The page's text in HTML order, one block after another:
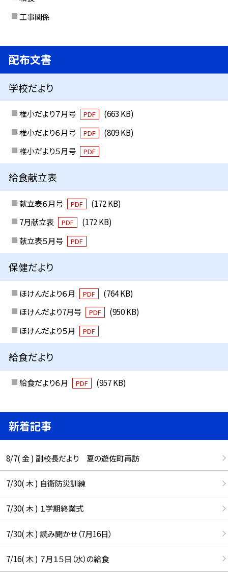
工事関係
配布文書
学校だより
椎小だより７月号 PDF
(663 KB)
椎小だより６月号
PDF
(809 KB)
椎小だより５月号
PDF
給食献立表
献立表６月号 PDF
(172 KB)
7月献立表
PDF
(172 KB)
献立表５月号
PDF
保健だより
ほけんだより６月 PDF
(764 KB)
ほけんだより7月号
PDF
(950 KB)
ほけんだより５月
PDF
給食だより
給食だより６月 PDF (957 KB)
新着記事
8/7( 金 ) 副校長だより 夏の遊佐町再訪
7/30( 木 ) 自衛防災訓練
7/30( 木 ) １学期終業式
7/30( 木 ) 読み聞かせ（7月16日）
7/16( 木 ) ７月１５日（水）の給食